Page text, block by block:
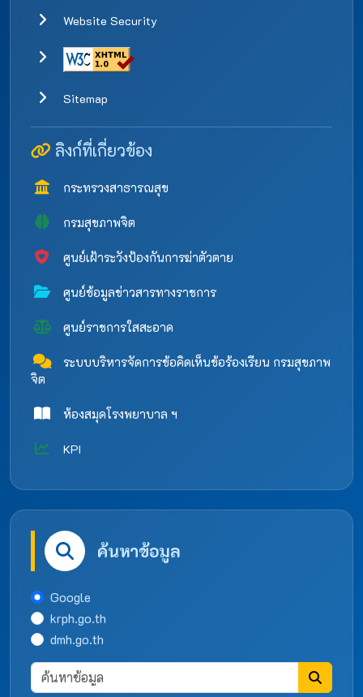
Website Security
Sitemap
ลิงก์ที่เกี่ยวข้อง
กระทรวงสาธารณสุข
กรมสุขภาพจิต
ศูนย์เฝ้าระวังป้องกันการฆ่าตัวตาย
ศูนย์ข้อมูลข่าวสารทางราชการ
ศูนย์ราชการใสสะอาด
ระบบบริหารจัดการข้อคิดเห็นข้อร้องเรียน กรมสุขภาพ
จิต
ห้องสมุดโรงพยาบาล ฯ
KPI
ค้นหาข้อมูล
Google
krph.go.th
dmh.go.th